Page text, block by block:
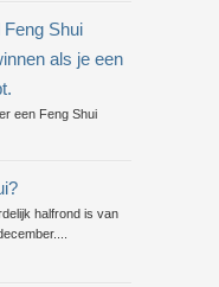
Feng Shui
als je een
een Feng Shui
halfrond is van